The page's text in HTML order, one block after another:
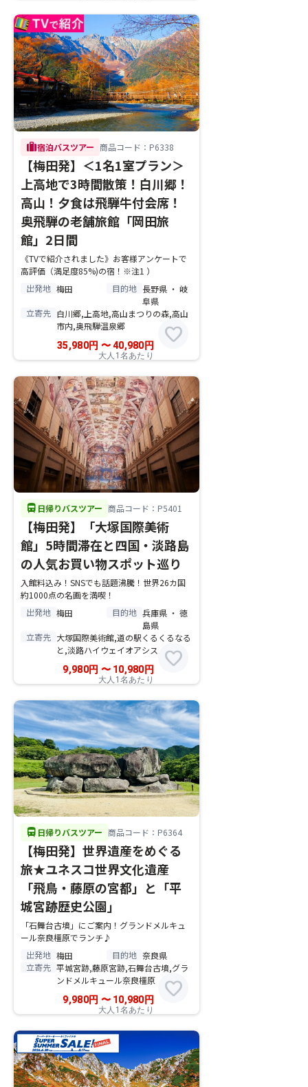
trip宿泊バスツアー 商品コード：P6338
【梅田発】＜1名1室プラン＞
上高地で3時間散策！白川郷！
高山！夕食は飛騨牛付会席！
奥飛騨の老舗旅館「岡田旅
館」2日間
《TVで紹介されました》お客様アンケートで
高評価（満足度85%)の宿！※注1 ）
出発地 梅田 目的地 長野県 ・ 岐
阜県
立寄先 白川郷,上高地,高山まつりの森,高山
市内,奥飛騨温泉郷
35,980円 〜40,980 円
大人1名あたり
favorite
directions_bus 日帰りバスツアー 商品コード：P5401
【梅田発】「大塚国際美術
館」5時間滞在と四国・淡路島
の人気お買い物スポット巡り
入館料込み！SNSでも話題沸騰！世界26カ国
約1000点の名画を満喫！
出発地 梅田 目的地 兵庫県 ・ 徳
島県
立寄先 大塚国際美術館,道の駅くるくるなる
と,淡路ハイウェイオアシス
9,980円 〜10,980 円
大人1名あたり
favorite
directions_bus 日帰りバスツアー 商品コード：P6364
【梅田発】世界遺産をめぐる
旅★ユネスコ世界文化遺産
「飛鳥・藤原の宮都」と「平
城宮跡歴史公園」
「石舞台古墳」にご案内！グランドメルキュ
ール奈良橿原でランチ♪
出発地 梅田 目的地 奈良県
立寄先 平城宮跡,藤原宮跡,石舞台古墳,グラ
ンドメルキュール奈良橿原
9,980円 〜10,980 円
大人1名あたり
favorite